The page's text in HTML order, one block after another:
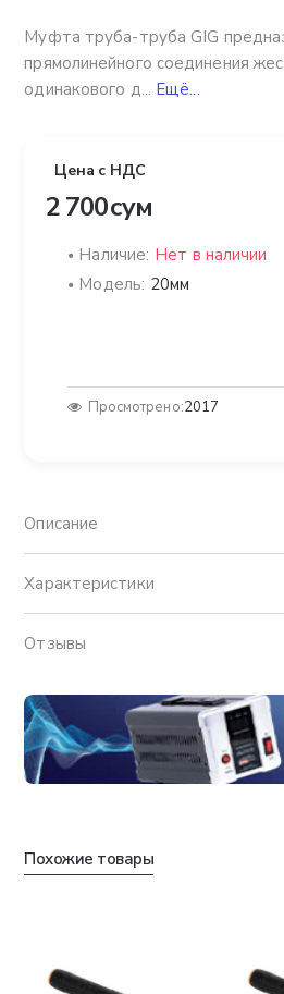
Муфта труба-труба GIG
прямолинейного соединения
одинакового д... Ещё...
Цена с НДС
2 700 сум
Наличие: Нет в наличии
Модель: 20мм
Просмотрено:2017
Описание
Характеристики
Отзывы
Похожие товары